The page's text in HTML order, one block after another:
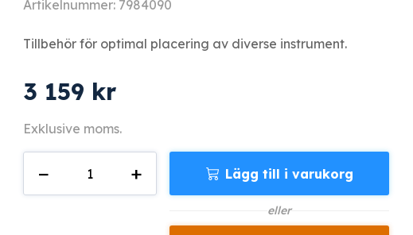
Artikelnummer: 7984090
Tillbehör för optimal placering av diverse instrument.
3 159 kr
Exklusive moms.
−
197
mängd
+ Lägg till i varukorg
eller